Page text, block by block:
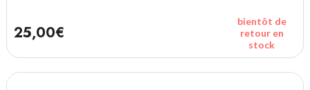
25,00€
bientôt de
retour en
stock